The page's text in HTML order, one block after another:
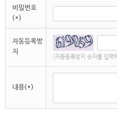
비밀번호
(*)
자동등록방
지
(자동등록방지 숫자를 입력
내용(*)